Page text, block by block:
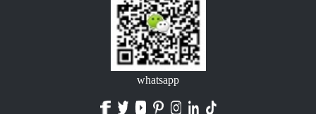
whatsapp